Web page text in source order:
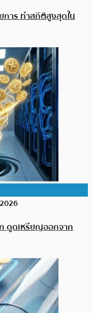
การ ทำสถิติสูงสุดใน
ดูดเหรียญออกจาก